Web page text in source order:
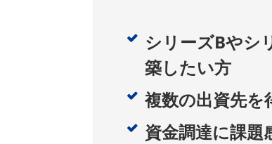
シリーズBやシ
築したい方
複数の出資先を
資金調達に課題